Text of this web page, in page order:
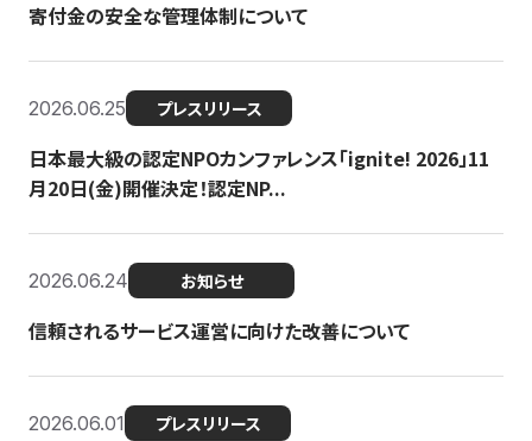
寄付金の安全な管理体制について
2026.06.25 プレスリリース
日本最大級の認定NPOカンファレンス「ignite! 2026」11
月20日(金)開催決定！認定NP...
2026.06.24 お知らせ
信頼されるサービス運営に向けた改善について
2026.06.01 プレスリリース